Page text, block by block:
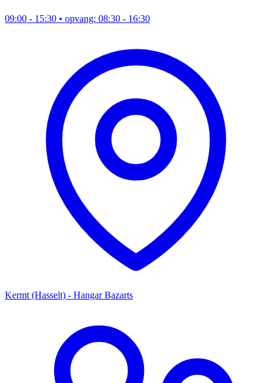
09:00 - 15:30 • opvang: 08:30 - 16:30
Kermt (Hasselt) - Hangar Bazarts